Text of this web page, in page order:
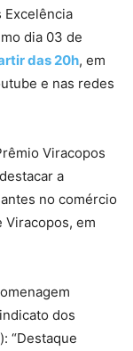
Excelência
dia 03 de
das 20h, em
e nas redes
Viracopos
a
no comércio
em
dos
“Destaque